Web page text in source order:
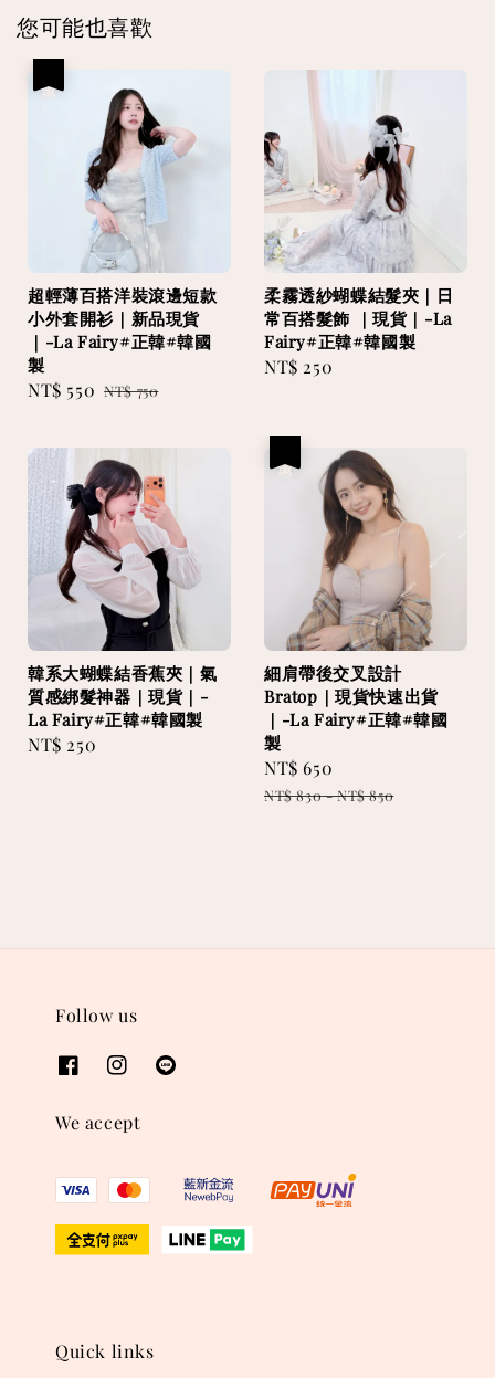
您可能也喜歡
超輕薄百搭洋裝滾邊短款
小外套開衫｜新品現貨
｜-La Fairy#正韓#韓國
製
Sale
NT$ 550 Regular
NT$ 750
柔霧透紗蝴蝶結髮夾｜日
常百搭髮飾 ｜現貨｜-La
Fairy#正韓#韓國製
Regular
NT$ 250
韓系大蝴蝶結香蕉夾｜氣
質感綁髮神器｜現貨｜-
La Fairy#正韓#韓國製
Regular
NT$ 250
細肩帶後交叉設計
Bratop｜現貨快速出貨
｜-La Fairy#正韓#韓國
製
Sale
price
NT$ 650
price
NT$ 830-NT$ 850
Follow us
We accept
Quick links